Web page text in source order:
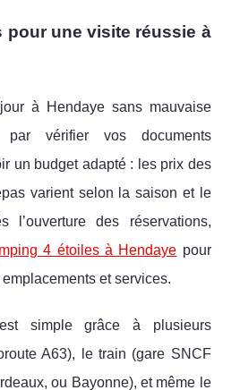
pour une visite réussie à
à Hendaye sans mauvaise
par vérifier vos documents
un budget adapté : les prix des
varient selon la saison et le
l’ouverture des réservations,
4 étoiles à Hendaye pour
et services.
simple grâce à plusieurs
A63), le train (gare SNCF
ou Bayonne), et même le